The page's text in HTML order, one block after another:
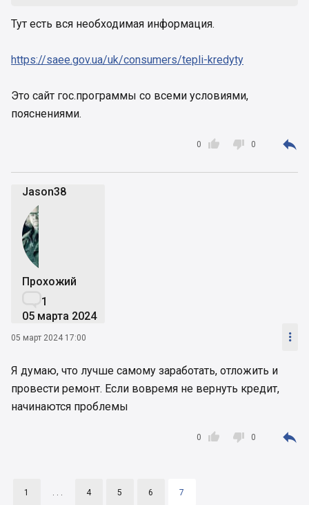
Тут есть вся необходимая информация.
https://saee.gov.ua/uk/consumers/tepli-kredyty
Это сайт гос.программы со всеми условиями,
пояснениями.

0  0 
Jason38
Прохожий
1
05 марта 2024
05 март 2024 17:00 
Я думаю, что лучше самому заработать, отложить и
провести ремонт. Если вовремя не вернуть кредит,
начинаются проблемы

0  0 
1 . . . 4 5 6 7